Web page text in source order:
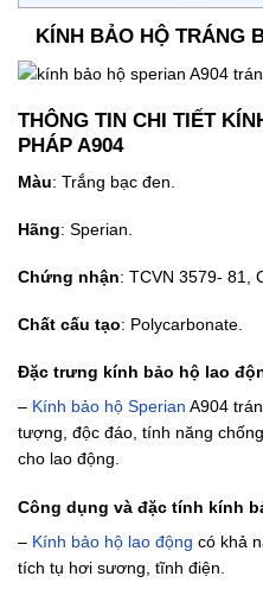
KÍNH BẢO HỘ TRÁNG
THÔNG TIN CHI TIẾT
PHÁP A904
Màu: Trắng bạc đen.
Hãng: Sperian.
Chứng nhận: TCVN 3579- 81,
Chất cấu tạo: Polycarbonate.
Đặc trưng kính bảo hộ lao
– Kính bảo hộ Sperian A904
tượng, độc đáo, tính năng
cho lao động.
Công dụng và đặc tính kính
– Kính bảo hộ lao động có khả
tích tụ hơi sương, tĩnh điện.